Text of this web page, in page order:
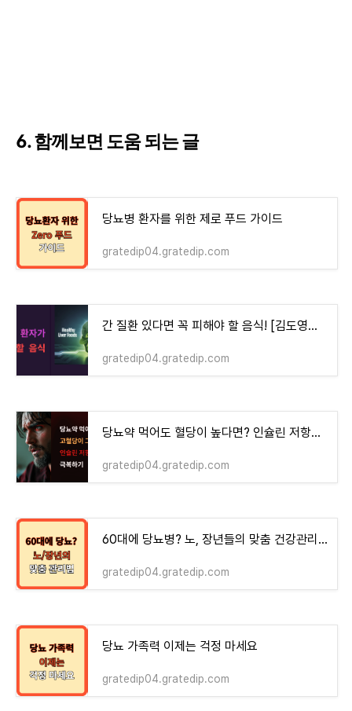
6. 함께보면 도움 되는 글
당뇨병 환자를 위한 제로 푸드 가이드
gratedip04.gratedip.com
간 질환 있다면 꼭 피해야 할 음식! [김도영교수]
gratedip04.gratedip.com
당뇨약 먹어도 혈당이 높다면? 인슐린 저항성? 해결방법
gratedip04.gratedip.com
60대에 당뇨병? 노, 장년들의 맞춤 건강관리법
gratedip04.gratedip.com
당뇨 가족력 이제는 걱정 마세요
gratedip04.gratedip.com